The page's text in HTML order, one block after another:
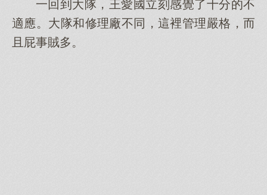
一回到大隊，王愛國立刻感覺了十分的不
適應。大隊和修理廠不同，這裡管理嚴格，而
且屁事賊多。